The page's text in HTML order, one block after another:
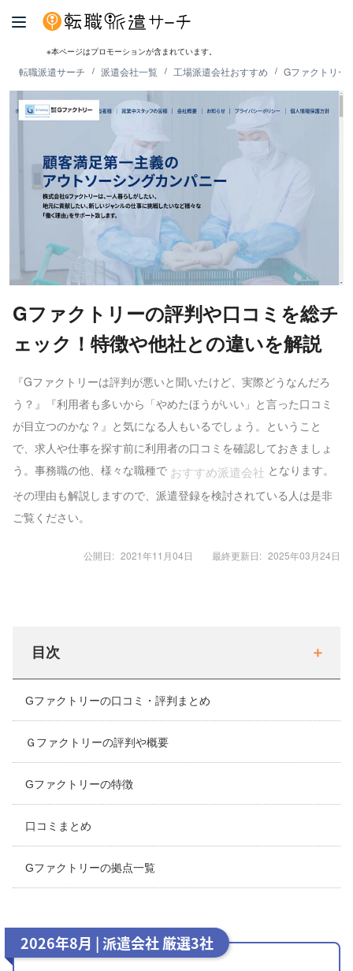
※本ページはプロモーションが含まれています。
転職派遣サーチ 派遣会社一覧 工場派遣会社おすすめ Gファクトリー
Gファクトリーの評判や口コミを総チ
ェック！特徴や他社との違いを解説
『Gファクトリーは評判が悪いと聞いたけど、実際どうなんだろ
う？』『利用者も多いから「やめたほうがいい」と言った口コミ
が目立つのかな？』と気になる人もいるでしょう。ということ
で、求人や仕事を探す前に利用者の口コミを確認しておきましょ
う。事務職の他、様々な職種で おすすめ派遣会社 となります。
その理由も解説しますので、派遣登録を検討されている人は是非
ご覧ください。
公開日: 2021年11月04日 最終更新日: 2025年03月24日
目次
Gファクトリーの口コミ・評判まとめ
Ｇファクトリーの評判や概要
Gファクトリーの特徴
口コミまとめ
Gファクトリーの拠点一覧
2026年8月 | 派遣会社 厳選3社